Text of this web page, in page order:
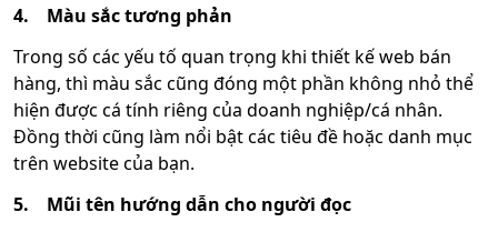
4. Màu sắc tương phản
Trong số các yếu tố quan trọng khi thiết kế web bán
hàng, thì màu sắc cũng đóng một phần không nhỏ thể
hiện được cá tính riêng của doanh nghiệp/cá nhân.
Đồng thời cũng làm nổi bật các tiêu đề hoặc danh mục
trên website của bạn.
5. Mũi tên hướng dẫn cho người đọc